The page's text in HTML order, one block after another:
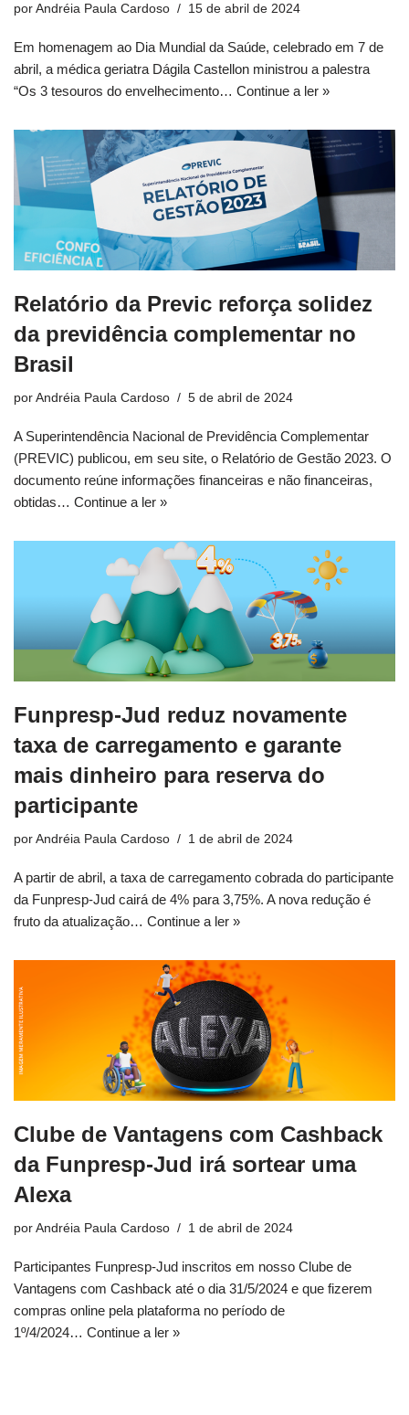
por Andréia Paula Cardoso 15 de abril de 2024
Em homenagem ao Dia Mundial da Saúde, celebrado em 7 de
abril, a médica geriatra Dágila Castellon ministrou a palestra
“Os 3 tesouros do envelhecimento… Continue a ler »
Relatório da Previc reforça solidez
da previdência complementar no
Brasil
por Andréia Paula Cardoso 5 de abril de 2024
A Superintendência Nacional de Previdência Complementar
(PREVIC) publicou, em seu site, o Relatório de Gestão 2023. O
documento reúne informações financeiras e não financeiras,
obtidas… Continue a ler »
Funpresp-Jud reduz novamente
taxa de carregamento e garante
mais dinheiro para reserva do
participante
por Andréia Paula Cardoso 1 de abril de 2024
A partir de abril, a taxa de carregamento cobrada do participante
da Funpresp-Jud cairá de 4% para 3,75%. A nova redução é
fruto da atualização… Continue a ler »
Clube de Vantagens com Cashback
da Funpresp-Jud irá sortear uma
Alexa
por Andréia Paula Cardoso 1 de abril de 2024
Participantes Funpresp-Jud inscritos em nosso Clube de
Vantagens com Cashback até o dia 31/5/2024 e que fizerem
compras online pela plataforma no período de
1º/4/2024… Continue a ler »